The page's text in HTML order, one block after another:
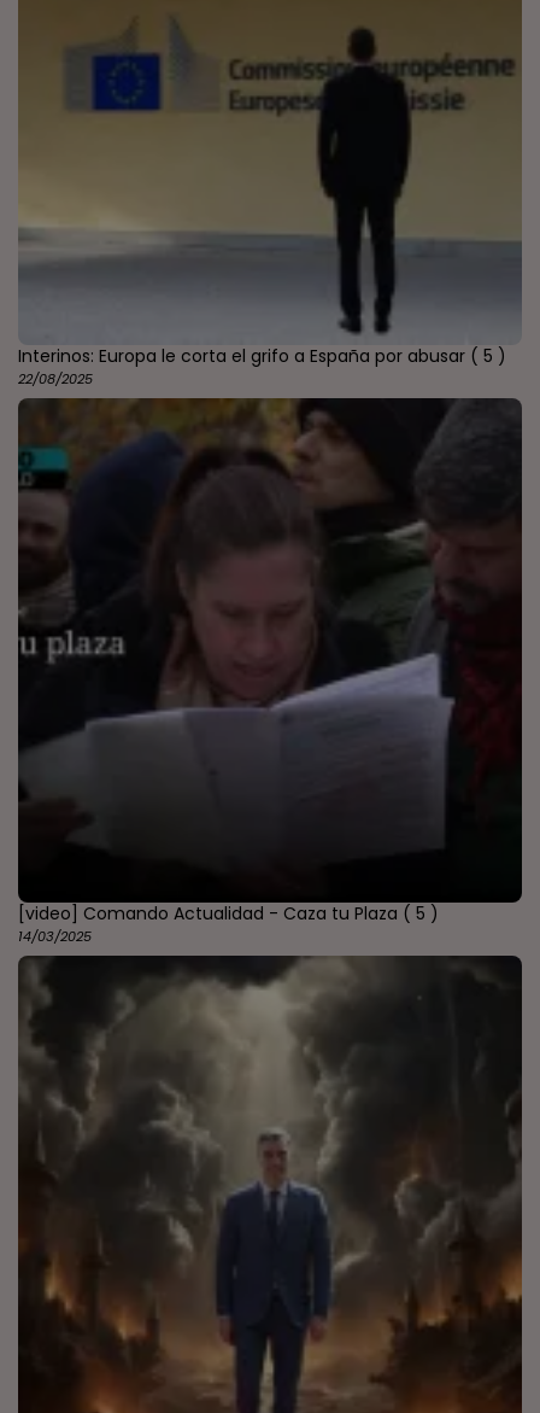
Interinos: Europa le corta el grifo a España por abusar ( 5 )
22/08/2025
[video] Comando Actualidad - Caza tu Plaza ( 5 )
14/03/2025